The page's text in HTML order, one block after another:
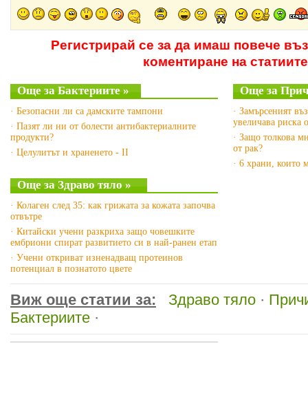
Регистрирай се за да имаш повече
коментиране на статиите
Още за Бактериите »
· Безопасни ли са дамските тампони
· Пазят ли ни от болести антибактериалните
продукти?
· Целулитът и храненето - II
Още за
· Замърсеният
увеличава риска
· Защо толкова
от рак?
· 6 храни, които
Още за Здраво тяло »
· Колаген след 35: как грижата за кожата започва
отвътре
· Китайски учени разкриха защо човешките
ембриони спират развитието си в най-ранен етап
· Учени откриват изненадващ протеинов
потенциал в познатото цвете
Виж още статии за: Здраво тяло ·
Бактериите ·